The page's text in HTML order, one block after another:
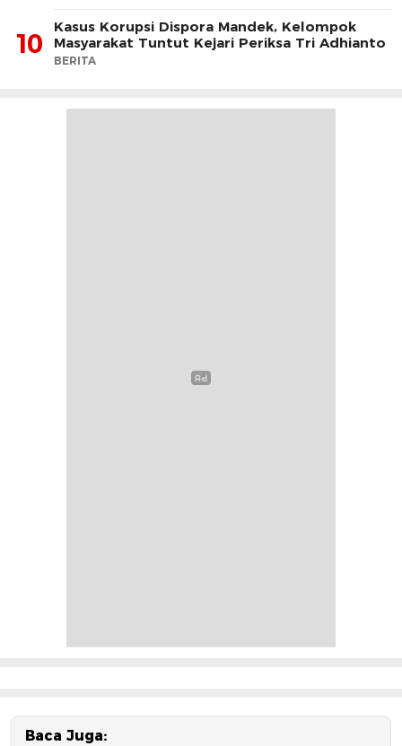
10
Kasus Korupsi Dispora Mandek, Kelompok
Masyarakat Tuntut Kejari Periksa Tri Adhianto
BERITA
Baca Juga: